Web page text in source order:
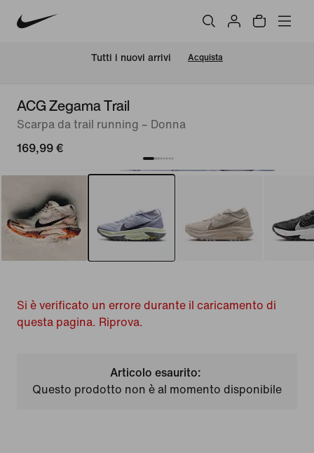
Tutti i nuovi arrivi Acquista
ACG Zegama Trail
Scarpa da trail running – Donna
169,99 €
Si è verificato un errore durante il caricamento di
questa pagina. Riprova.
Articolo esaurito:
Questo prodotto non è al momento disponibile